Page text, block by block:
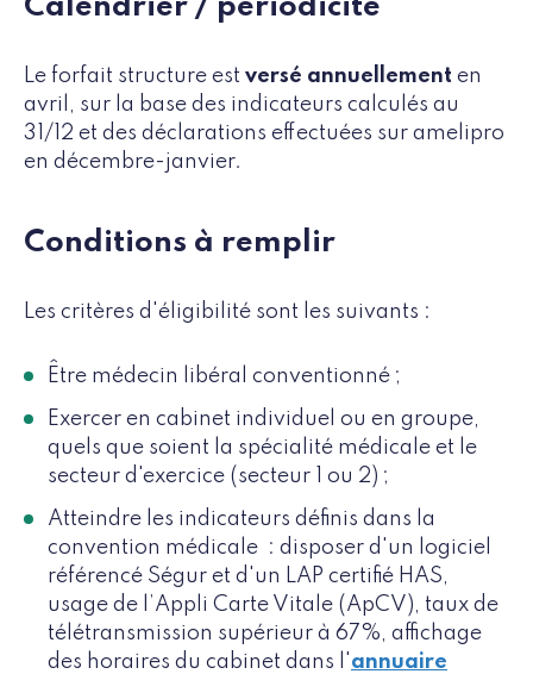
Calendrier / périodicité
Le forfait structure est versé annuellement en
avril, sur la base des indicateurs calculés au
31/12 et des déclarations effectuées sur amelipro
en décembre-janvier.
Conditions à remplir
Les critères d'éligibilité sont les suivants :
Être médecin libéral conventionné ;
Exercer en cabinet individuel ou en groupe,
quels que soient la spécialité médicale et le
secteur d'exercice (secteur 1 ou 2) ;
Atteindre les indicateurs définis dans la
convention médicale : disposer d'un logiciel
référencé Ségur et d'un LAP certifié HAS,
usage de l’Appli Carte Vitale (ApCV), taux de
télétransmission supérieur à 67%, affichage
des horaires du cabinet dans l'annuaire